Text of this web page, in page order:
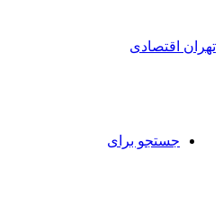
تهران اقتصادی
جستجو برای